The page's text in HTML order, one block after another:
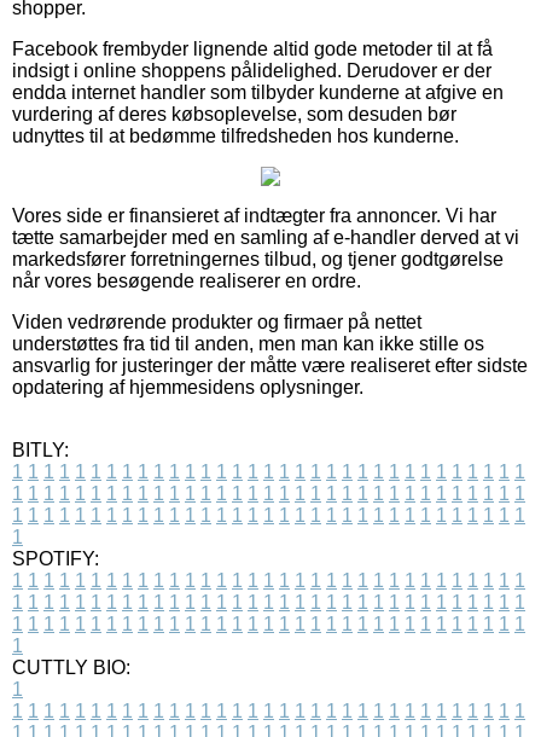
shopper.
Facebook frembyder lignende altid gode metoder til at få
indsigt i online shoppens pålidelighed. Derudover er der
endda internet handler som tilbyder kunderne at afgive en
vurdering af deres købsoplevelse, som desuden bør
udnyttes til at bedømme tilfredsheden hos kunderne.
Vores side er finansieret af indtægter fra annoncer. Vi har
tætte samarbejder med en samling af e-handler derved at vi
markedsfører forretningernes tilbud, og tjener godtgørelse
når vores besøgende realiserer en ordre.
Viden vedrørende produkter og firmaer på nettet
understøttes fra tid til anden, men man kan ikke stille os
ansvarlig for justeringer der måtte være realiseret efter sidste
opdatering af hjemmesidens oplysninger.
BITLY:
1 1 1 1 1 1 1 1 1 1 1 1 1 1 1 1 1 1 1 1 1 1 1 1 1 1 1 1 1 1 1 1 1
1 1 1 1 1 1 1 1 1 1 1 1 1 1 1 1 1 1 1 1 1 1 1 1 1 1 1 1 1 1 1 1 1
1 1 1 1 1 1 1 1 1 1 1 1 1 1 1 1 1 1 1 1 1 1 1 1 1 1 1 1 1 1 1 1 1
1
SPOTIFY:
1 1 1 1 1 1 1 1 1 1 1 1 1 1 1 1 1 1 1 1 1 1 1 1 1 1 1 1 1 1 1 1 1
1 1 1 1 1 1 1 1 1 1 1 1 1 1 1 1 1 1 1 1 1 1 1 1 1 1 1 1 1 1 1 1 1
1 1 1 1 1 1 1 1 1 1 1 1 1 1 1 1 1 1 1 1 1 1 1 1 1 1 1 1 1 1 1 1 1
1
CUTTLY BIO:
1
1 1 1 1 1 1 1 1 1 1 1 1 1 1 1 1 1 1 1 1 1 1 1 1 1 1 1 1 1 1 1 1 1
1 1 1 1 1 1 1 1 1 1 1 1 1 1 1 1 1 1 1 1 1 1 1 1 1 1 1 1 1 1 1 1 1